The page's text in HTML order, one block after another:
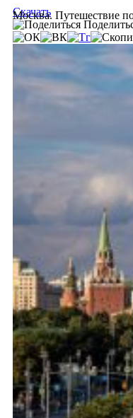
Москва. Путешествие
Скачать